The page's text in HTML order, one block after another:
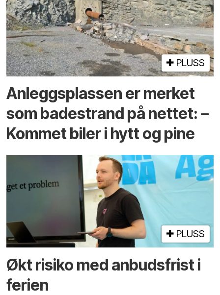
PLUSS
Anleggs­plassen er merket
som bade­strand på nettet: –
Kommet biler i hytt og pine
PLUSS
Økt risiko med anbuds­frist i
ferien